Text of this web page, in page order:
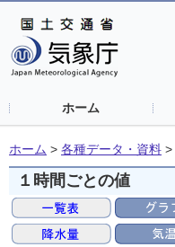
ホーム
ホーム > 各種データ・資料 >
１時間ごとの値